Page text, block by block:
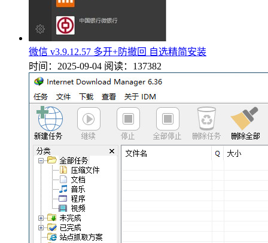
微信 v3.9.12.57 多开+防撤回 自选精简安装
时间：2025-09-04 阅读：137382